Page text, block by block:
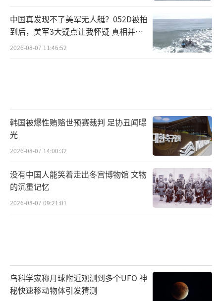
中国真发现不了美军无人艇？052D被拍
到后，美军3大疑点让我怀疑 真相并非
如此
2026-08-07 11:46:52
韩国被爆性贿赂世预赛裁判 足协丑闻曝
光
2026-08-07 14:00:32
没有中国人能笑着走出冬宫博物馆 文物
的沉重记忆
2026-08-07 09:21:01
乌科学家称月球附近观测到多个UFO 神
秘快速移动物体引发猜测